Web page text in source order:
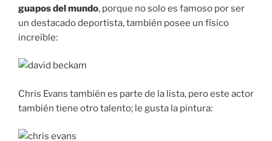
guapos del mundo, porque no solo es famoso por ser
un destacado deportista, también posee un físico
increíble:
Chris Evans también es parte de la lista, pero este actor
también tiene otro talento; le gusta la pintura: